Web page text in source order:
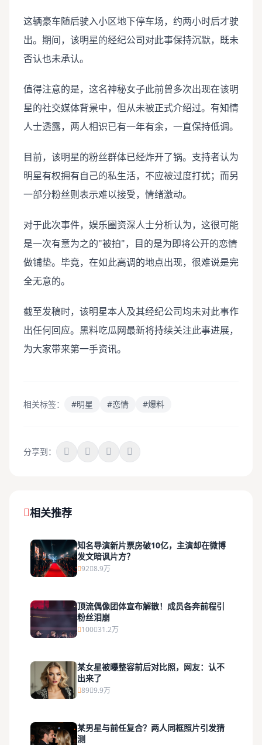
这辆豪车随后驶入小区地下停车场，约两小时后才驶
出。期间，该明星的经纪公司对此事保持沉默，既未
否认也未承认。
值得注意的是，这名神秘女子此前曾多次出现在该明
星的社交媒体背景中，但从未被正式介绍过。有知情
人士透露，两人相识已有一年有余，一直保持低调。
目前，该明星的粉丝群体已经炸开了锅。支持者认为
明星有权拥有自己的私生活，不应被过度打扰；而另
一部分粉丝则表示难以接受，情绪激动。
对于此次事件，娱乐圈资深人士分析认为，这很可能
是一次有意为之的"被拍"，目的是为即将公开的恋情
做铺垫。毕竟，在如此高调的地点出现，很难说是完
全无意的。
截至发稿时，该明星本人及其经纪公司均未对此事作
出任何回应。黑料吃瓜网最新将持续关注此事进展，
为大家带来第一手资讯。
相关标签： #明星 #恋情 #爆料
分享到：
相关推荐
知名导演新片票房破10亿，主演却在微博
发文暗讽片方？
92 8.9万
顶流偶像团体宣布解散！成员各奔前程引
粉丝泪崩
100 31.2万
某女星被曝整容前后对比照，网友：认不
出来了
89 9.9万
某男星与前任复合？两人同框照片引发猜
测